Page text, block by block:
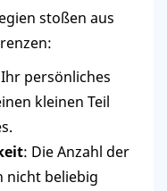
stoßen aus
persönliches
kleinen Teil
: Die Anzahl der
nicht beliebig